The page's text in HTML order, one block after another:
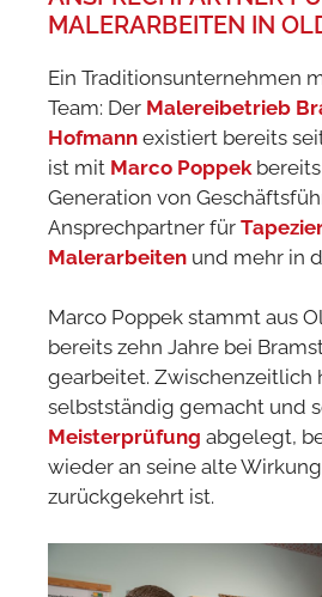
MALERARBEITEN IN
Ein Traditionsunternehmen
Team: Der Malereibetrieb
Hofmann existiert bereits
ist mit Marco Poppek
Generation von
Ansprechpartner für
Malerarbeiten und mehr in
Marco Poppek stammt aus
bereits zehn Jahre bei
gearbeitet. Zwischenzeitlich
selbstständig gemacht und
Meisterprüfung abgelegt,
wieder an seine alte
zurückgekehrt ist.